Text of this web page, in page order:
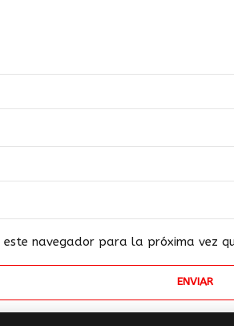
navegador para la próxima vez